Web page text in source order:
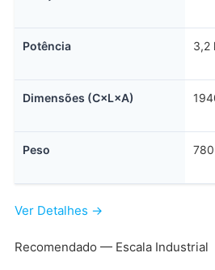
Potência 3,2
Dimensões (C×L×A)
Peso
Ver Detalhes →
Recomendado — Escala Industrial